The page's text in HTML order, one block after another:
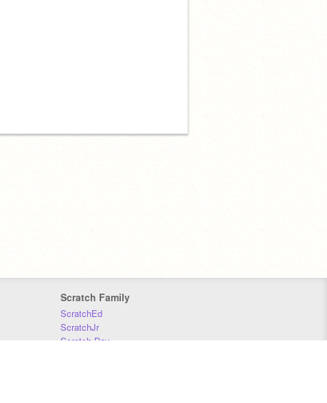
Scratch Family
ScratchEd
ScratchJr
Scratch Day